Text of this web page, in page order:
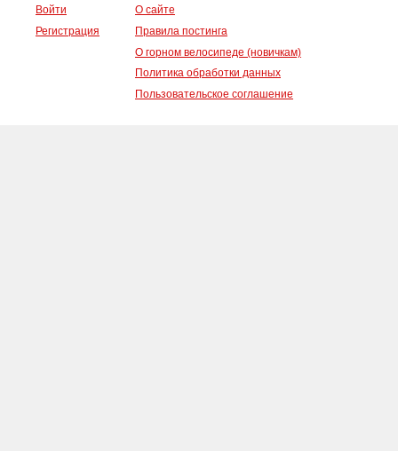
Войти
Регистрация
О сайте
Правила постинга
О горном велосипеде (новичкам)
Политика обработки данных
Пользовательское соглашение